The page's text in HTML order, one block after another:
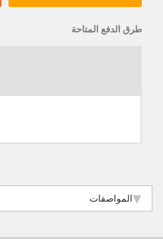
طرق الدفع المتاحة
المواصفات